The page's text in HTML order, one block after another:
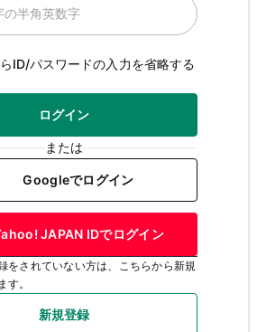
ID/パスワードの入力を省略する
ログイン
または
Googleでログイン
JAPAN IDでログイン
をされていない方は、こちらから新規
す。
新規登録